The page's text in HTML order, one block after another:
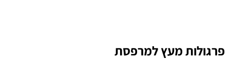
פרגולות מעץ למרפסת